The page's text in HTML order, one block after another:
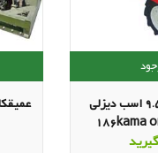
تیلر کولتیواتور 9.5 اسب دیزلی